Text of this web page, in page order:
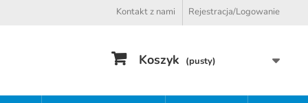
Rejestracja/Logowanie
Kontakt z nami
Koszyk (pusty)